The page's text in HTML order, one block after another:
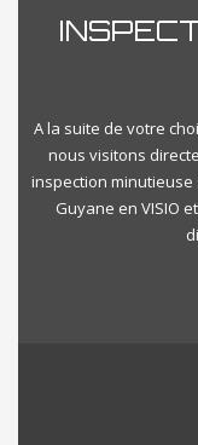
A la suite de votre
nous visitons
inspection minutieuse
Guyane en VISIO